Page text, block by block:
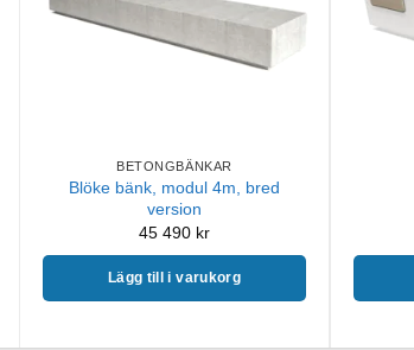
BETONGBÄNKAR
Blöke bänk, modul 4m, bred
version
45 490 kr
Lägg till i varukorg